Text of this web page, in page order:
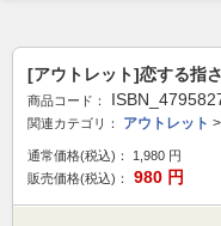
[アウトレット]恋する指
商品コード：
関連カテゴリ： アウトレット >
通常価格(税込)： 1,980 円
販売価格(税込)：
980 円